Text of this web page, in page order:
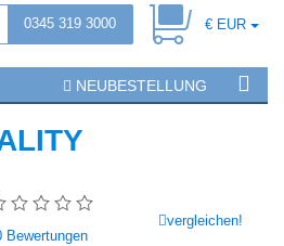
0345 319 3000 € EUR
NEUBESTELLUNG
Bewertungen
vergleichen!